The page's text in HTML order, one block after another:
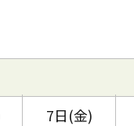
7日(金)